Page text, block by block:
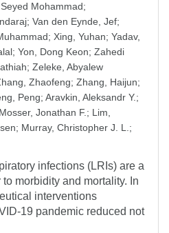
Mohammad;
; Van den Eynde, Jef;
; Xing, Yuhan; Yadav,
; Yon, Dong Keon; Zahedi
; Zeleke, Abyalew
Zhaofeng; Zhang, Haijun;
Peng; Aravkin, Aleksandr Y.;
Mosser, Jonathan F. ; Lim,
; Murray, Christopher J. L. ;
infections (LRIs) are a
morbidity and mortality. In
interventions
19 pandemic reduced not